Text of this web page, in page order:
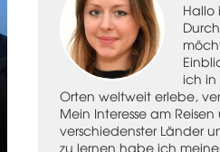
Hallo
ich in
Orten weltweit erlebe,
Mein Interesse am
verschiedenster Länder
zu lernen habe ich